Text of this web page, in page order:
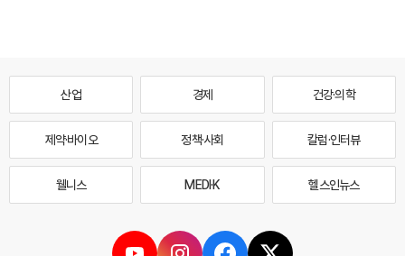
산업 경제 건강·의학
제약·바이오 정책·사회 칼럼·인터뷰
웰니스 MEDI·K 헬스인뉴스